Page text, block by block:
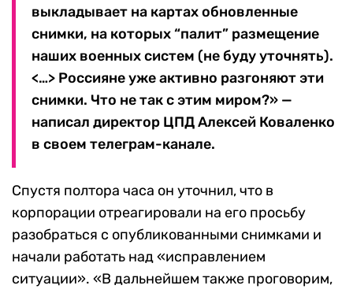
выкладывает на картах обновленные
снимки, на которых “палит” размещение
наших военных систем (не буду уточнять).
<…> Россияне уже активно разгоняют эти
снимки. Что не так с этим миром?» —
написал директор ЦПД Алексей Коваленко
в своем телеграм-канале.
Спустя полтора часа он уточнил, что в
корпорации отреагировали на его просьбу
разобраться с опубликованными снимками и
начали работать над «исправлением
ситуации». «В дальнейшем также проговорим,